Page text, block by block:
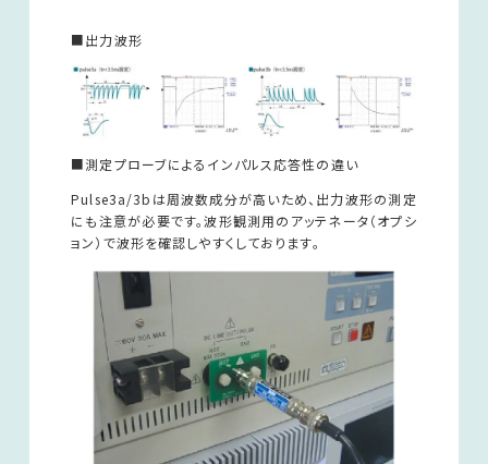
■出力波形
■測定プローブによるインパルス応答性の違い
Pulse3a/3bは周波数成分が高いため、出力波形の測定
にも注意が必要です。波形観測用のアッテネータ（オプシ
ョン）で波形を確認しやすくしております。